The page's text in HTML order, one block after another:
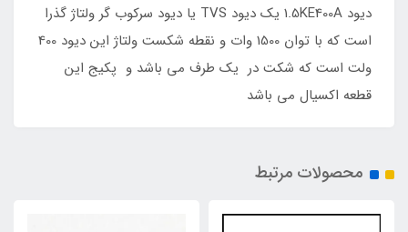
دیود 1.5KE400A یک دیود TVS یا دیود سرکوب گر ولتاژ گذرا
است که با توان 1500 وات و نقطه شکست ولتاژ این دیود 400
ولت است که شکت در یک طرف می باشد و پکیج این
قطعه اکسیال می باشد
محصولات مرتبط